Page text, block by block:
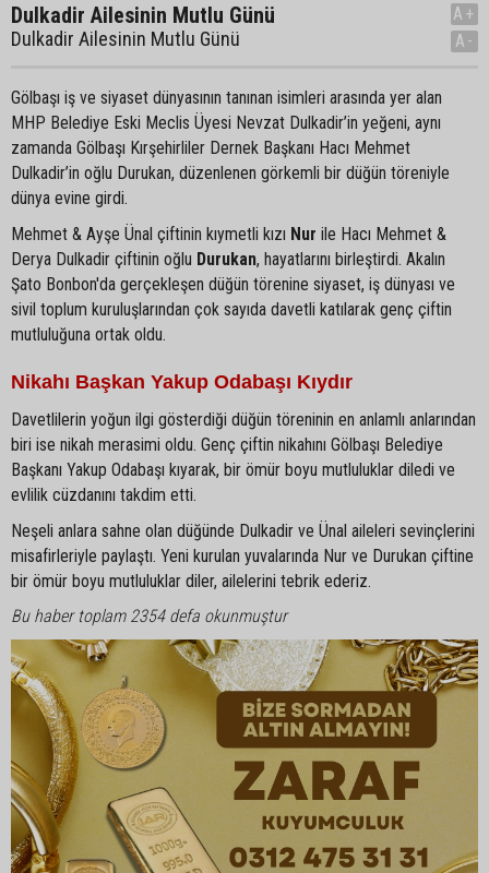
Dulkadir Ailesinin Mutlu Günü
Dulkadir Ailesinin Mutlu Günü
A+
A-
Gölbaşı iş ve siyaset dünyasının tanınan isimleri arasında yer alan
MHP Belediye Eski Meclis Üyesi Nevzat Dulkadir’in yeğeni, aynı
zamanda Gölbaşı Kırşehirliler Dernek Başkanı Hacı Mehmet
Dulkadir’in oğlu Durukan, düzenlenen görkemli bir düğün töreniyle
dünya evine girdi.
Mehmet & Ayşe Ünal çiftinin kıymetli kızı Nur ile Hacı Mehmet &
Derya Dulkadir çiftinin oğlu Durukan, hayatlarını birleştirdi. Akalın
Şato Bonbon'da gerçekleşen düğün törenine siyaset, iş dünyası ve
sivil toplum kuruluşlarından çok sayıda davetli katılarak genç çiftin
mutluluğuna ortak oldu.
Nikahı Başkan Yakup Odabaşı Kıydır
Davetlilerin yoğun ilgi gösterdiği düğün töreninin en anlamlı anlarından
biri ise nikah merasimi oldu. Genç çiftin nikahını Gölbaşı Belediye
Başkanı Yakup Odabaşı kıyarak, bir ömür boyu mutluluklar diledi ve
evlilik cüzdanını takdim etti.
Neşeli anlara sahne olan düğünde Dulkadir ve Ünal aileleri sevinçlerini
misafirleriyle paylaştı. Yeni kurulan yuvalarında Nur ve Durukan çiftine
bir ömür boyu mutluluklar diler, ailelerini tebrik ederiz.
Bu haber toplam 2354 defa okunmuştur